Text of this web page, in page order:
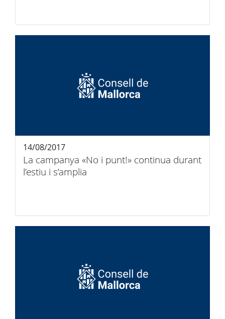
La campanya «No i punt!» continua durant
l’estiu i s’amplia
14/08/2017